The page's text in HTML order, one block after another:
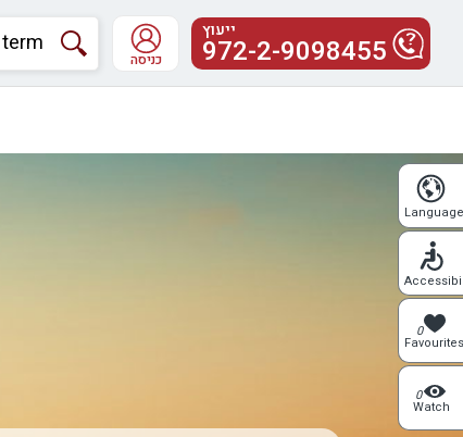
כניסה 972-2-9098455
ייעוץ
Language
0
Favourites
0
Watch